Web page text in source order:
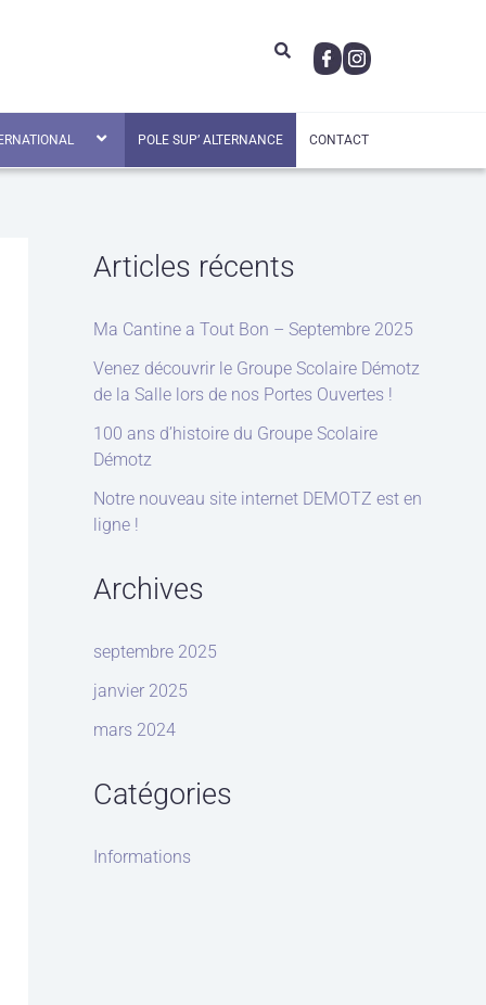
POLE SUP’ ALTERNANCE CONTACT
Articles récents
Ma Cantine a Tout Bon – Septembre 2025
Venez découvrir le Groupe Scolaire Démotz
de la Salle lors de nos Portes Ouvertes !
100 ans d’histoire du Groupe Scolaire
Démotz
Notre nouveau site internet DEMOTZ est en
ligne !
Archives
septembre 2025
janvier 2025
mars 2024
Catégories
Informations